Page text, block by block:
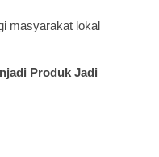
masyarakat lokal
Produk Jadi